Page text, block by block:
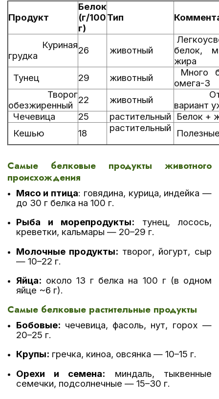
Продукт
Белок
(г/100
г)
Тип
Куриная
грудка
26 животный
белок,
жира
Тунец
29 животный
Много
омега-3
Творог
обезжиренный 22 животный
вариант
Чечевица
25 растительный
Белок +
Кешью
18 растительный
Самые белковые продукты животного
происхождения
Мясо и птица: говядина, курица, индейка —
до 30 г белка на 100 г.
Рыба и морепродукты: тунец, лосось,
креветки, кальмары — 20–29 г.
Молочные продукты: творог, йогурт, сыр
— 10–22 г.
Яйца: около 13 г белка на 100 г (в одном
яйце ~6 г).
Самые белковые растительные продукты
Бобовые: чечевица, фасоль, нут, горох —
20–25 г.
Крупы: гречка, киноа, овсянка — 10–15 г.
Орехи и семена: миндаль, тыквенные
семечки, подсолнечные — 15–30 г.